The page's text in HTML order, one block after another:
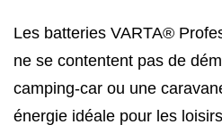
Les batteries VARTA®
ne se contentent pas de
camping-car ou une
énergie idéale pour les